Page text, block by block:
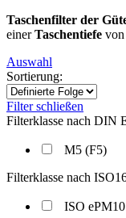
Taschenfilter der
einerTaschentiefe von
Auswahl
Sortierung:
Filter schließen
Filterklasse nach DIN
M5 (F5)
Filterklasse nach
ISO